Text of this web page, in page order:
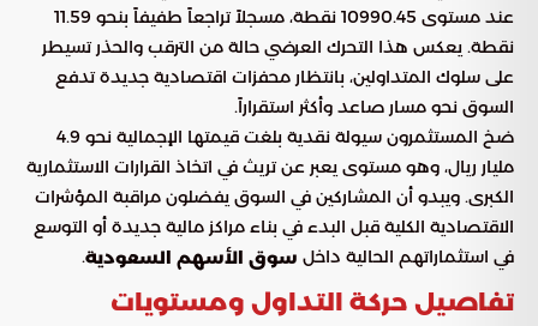
عند مستوى 10990.45 نقطة، مسجلاً تراجعاً طفيفاً بنحو 11.59
نقطة. يعكس هذا التحرك العرضي حالة من الترقب والحذر تسيطر
على سلوك المتداولين، بانتظار محفزات اقتصادية جديدة تدفع
السوق نحو مسار صاعد وأكثر استقراراً.
ضخ المستثمرون سيولة نقدية بلغت قيمتها الإجمالية نحو 4.9
مليار ريال، وهو مستوى يعبر عن تريث في اتخاذ القرارات الاستثمارية
الكبرى. ويبدو أن المشاركين في السوق يفضلون مراقبة المؤشرات
الاقتصادية الكلية قبل البدء في بناء مراكز مالية جديدة أو التوسع
في استثماراتهم الحالية داخل سوق الأسهم السعودية.
تفاصيل حركة التداول ومستويات